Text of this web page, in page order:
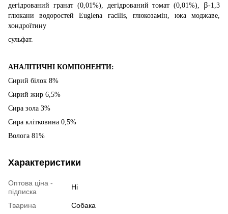
дегідрований гранат (0,01%),
дегідрований томат (0,01%), β-1,3
глюкани
водоростей
Euglena гacilis, глюкозамін, юка моджаве,
хондроїтину
сульфат.
АНАЛІТИЧНІ КОМПОНЕНТИ:
Сирий білок 8%
Сирий жир 6,5%
Сира зола 3%
Сира клітковина 0,5%
Волога 81%
Характеристики
Оптова ціна -
підписка
Ні
Тварина
Собака